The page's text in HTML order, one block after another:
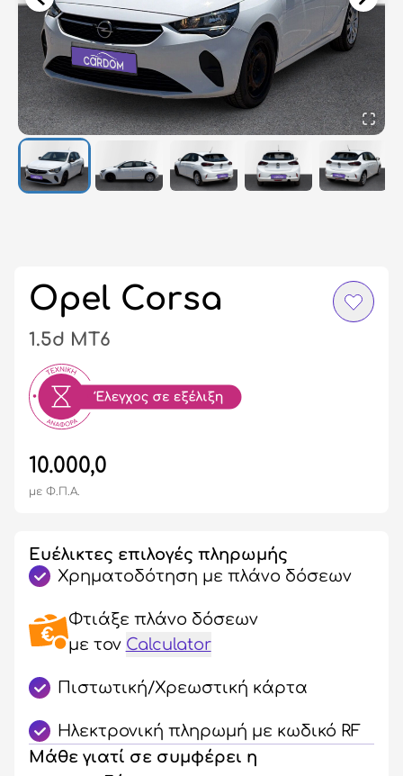
Opel Corsa
1.5d MT6
10.000,0
με Φ.Π.Α.
Ευέλικτες επιλογές πληρωμής
Χρηματοδότηση με πλάνο δόσεων
Φτιάξε πλάνο δόσεων
με τον Calculator
Πιστωτική/Χρεωστική κάρτα
Ηλεκτρονική πληρωμή με κωδικό RF
Μάθε γιατί σε συμφέρει η